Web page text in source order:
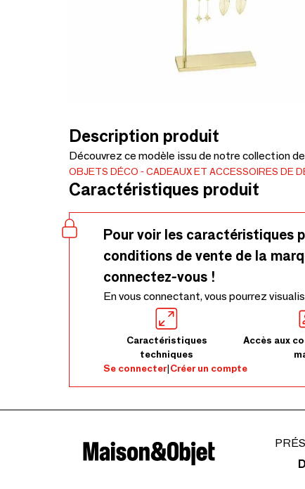
Description produit
Découvrez ce modèle issu de notre collection
OBJETS DÉCO CADEAUX ET ACCESSOIRES DE
Caractéristiques produit
Pour voir les caractéristiques
conditions de vente de la
connectez-vous !
En vous connectant, vous pourrez
Caractéristiques
techniques
Accès aux
Se connecter|Créer un compte